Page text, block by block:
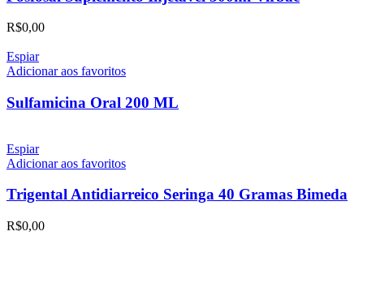
R$0,00
Espiar
Adicionar aos favoritos
Sulfamicina Oral 200 ML
Espiar
Adicionar aos favoritos
Trigental Antidiarreico Seringa 40 Gramas Bimeda
R$0,00